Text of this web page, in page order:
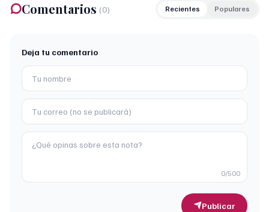
Comentarios (0) Recientes Populares
Deja tu comentario
0/500
Publicar